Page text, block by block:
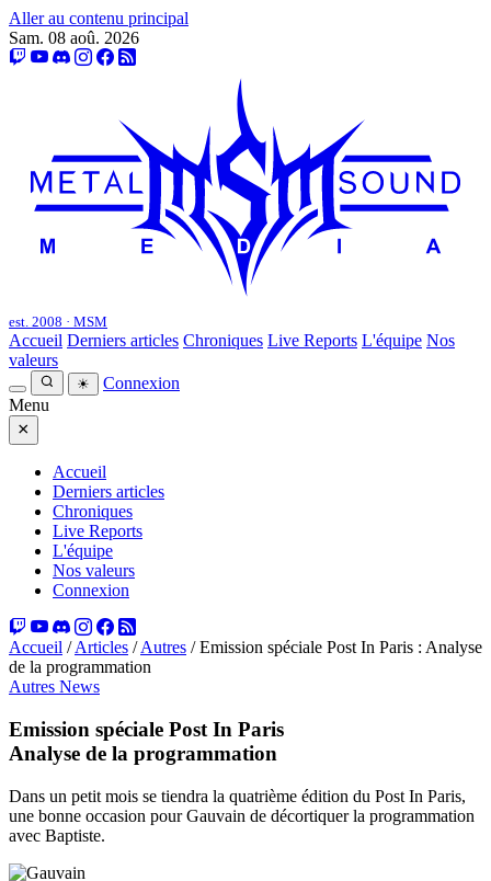
Aller au contenu principal
Sam. 08 aoû. 2026
est. 2008 · MSM
Accueil Derniers articles Chroniques Live Reports L'équipe Nos
valeurs
☀
Connexion
Menu
×
Accueil
Derniers articles
Chroniques
Live Reports
L'équipe
Nos valeurs
Connexion
Accueil / Articles / Autres / Emission spéciale Post In Paris : Analyse
de la programmation
Autres News
Emission spéciale Post In Paris
Analyse de la programmation
Dans un petit mois se tiendra la quatrième édition du Post In Paris,
une bonne occasion pour Gauvain de décortiquer la programmation
avec Baptiste.